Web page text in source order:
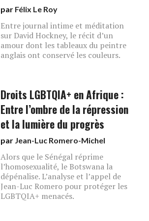
par Félix Le Roy
Entre journal intime et méditation
sur David Hockney, le récit d’un
amour dont les tableaux du peintre
anglais ont conservé les couleurs.
Droits LGBTQIA+ en Afrique :
Entre l’ombre de la répression
et la lumière du progrès
par Jean-Luc Romero-Michel
Alors que le Sénégal réprime
l’homosexualité, le Botswana la
dépénalise. L’analyse et l’appel de
Jean-Luc Romero pour protéger les
LGBTQIA+ menacés.